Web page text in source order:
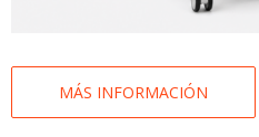
MÁS INFORMACIÓN